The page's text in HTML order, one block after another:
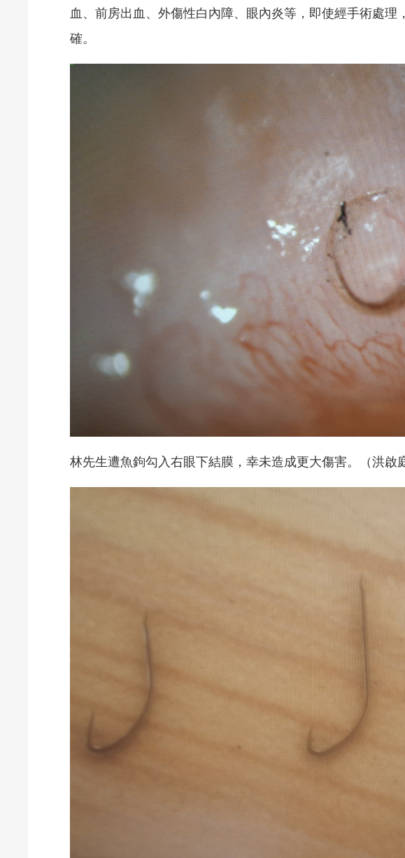
血、前房出血、外傷性白內障、眼內炎等，即使經手術處
確。
林先生遭魚鉤勾入右眼下結膜，幸未造成更大傷害。（洪啟